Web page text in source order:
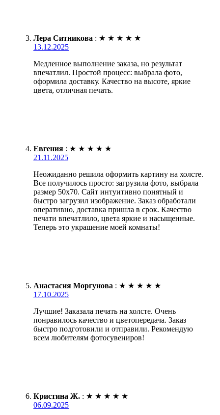
Лера Ситникова : ★ ★ ★ ★ ★
13.12.2025
Медленное выполнение заказа, но результат
впечатлил. Простой процесс: выбрала фото,
оформила доставку. Качество на высоте, яркие
цвета, отличная печать.
Евгения : ★ ★ ★ ★ ★
21.11.2025
Неожиданно решила оформить картину на холсте.
Все получилось просто: загрузила фото, выбрала
размер 50х70. Сайт интуитивно понятный и
быстро загрузил изображение. Заказ обработали
оперативно, доставка пришла в срок. Качество
печати впечатлило, цвета яркие и насыщенные.
Теперь это украшение моей комнаты!
Анастасия Моргунова : ★ ★ ★ ★ ★
17.10.2025
Лучшие! Заказала печать на холсте. Очень
понравилось качество и цветопередача. Заказ
быстро подготовили и отправили. Рекомендую
всем любителям фотосувениров!
Кристина Ж. : ★ ★ ★ ★ ★
06.09.2025